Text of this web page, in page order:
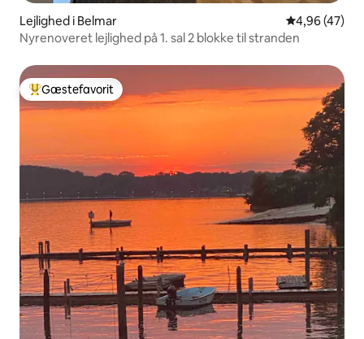
Lejlighed i Belmar 4,96 ud af 5 i
4,96 (47)
Nyrenoveret lejlighed på 1. sal 2 blokke til stranden
Bedste gæstefavorit
Gæstefavorit